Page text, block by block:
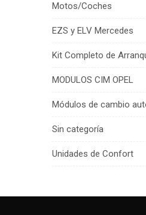
Motos/Coches
EZS y ELV Mercedes
Kit Completo de
MODULOS CIM OPEL
Módulos de cambio
Sin categoría
Unidades de Confort